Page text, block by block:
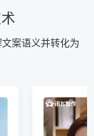
案语义并转化为